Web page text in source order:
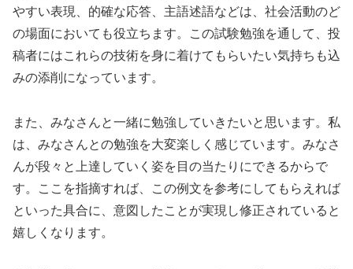
やすい表現、的確な応答、主語述語などは、社会活動のど
の場面においても役立ちます。この試験勉強を通して、投
稿者にはこれらの技術を身に着けてもらいたい気持ちも込
みの添削になっています。
また、みなさんと一緒に勉強していきたいと思います。私
は、みなさんとの勉強を大変楽しく感じています。みなさ
んが段々と上達していく姿を目の当たりにできるからで
す。ここを指摘すれば、この例文を参考にしてもらえれば
といった具合に、意図したことが実現し修正されていると
嬉しくなります。